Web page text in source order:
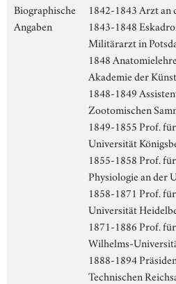
Biographische
Angaben
1842-1843 Arzt an
1843-1848
Militärarzt in
1848
Akademie der
1848-1849
Zootomischen
1849-1855 Prof.
Universität
1855-1858 Prof.
Physiologie an der
1858-1871 Prof.
Universität
1871-1886 Prof.
Wilhelms-
1888-1894
Technischen